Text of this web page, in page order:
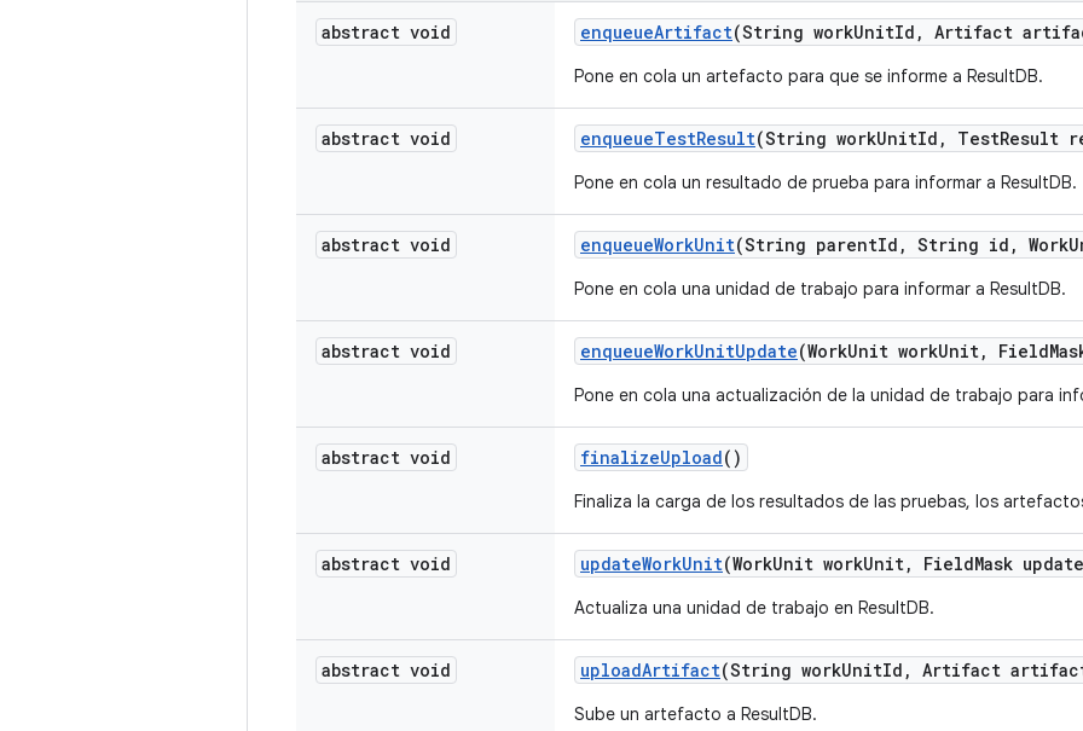
abstract void enqueueArtifact(String workUnitId , Artifact
Pone en cola un artefacto para que se informe a ResultDB.
abstract void enqueueTestResult(String workUnitId , TestResult
Pone en cola un resultado de prueba para informar a ResultDB.
abstract void enqueueWorkUnit(String parentId , String id , Work
Pone en cola una unidad de trabajo para informar a ResultDB.
abstract void enqueueWorkUnitUpdate(WorkUnit workUnit, Field
Pone en cola una actualización de la unidad de trabajo para
abstract void finalizeUpload()
Finaliza la carga de los resultados de las pruebas, los
abstract void updateWorkUnit(WorkUnit workUnit, FieldMask update
Actualiza una unidad de trabajo en ResultDB.
abstract void uploadArtifact(String workUnitId , Artifact
Sube un artefacto a ResultDB.